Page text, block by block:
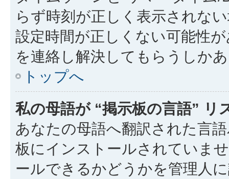
らず時刻が正しく表示されな
設定時間が正しくない可能性
を連絡し解決してもらうしか
トップへ
私の母語が “掲示板の言語” リ
あなたの母語へ翻訳された言
板にインストールされていま
ールできるかどうかを管理人